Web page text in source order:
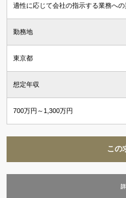
適性に応じて会社の指示する業務へ
勤務地
東京都
想定年収
700万円～1,300万円
この